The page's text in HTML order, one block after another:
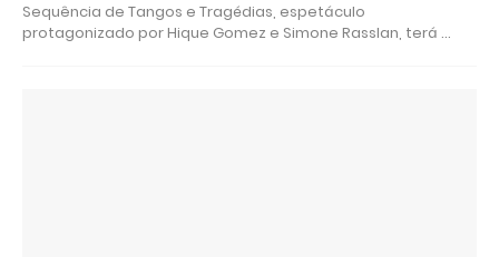
Sequência de Tangos e Tragédias, espetáculo
protagonizado por Hique Gomez e Simone Rasslan, terá …